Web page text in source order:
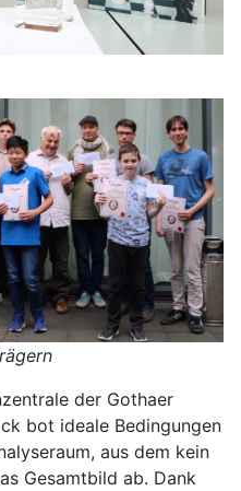
der Gothaer
bot ideale Bedingungen
aus dem kein
Gesamtbild ab. Dank